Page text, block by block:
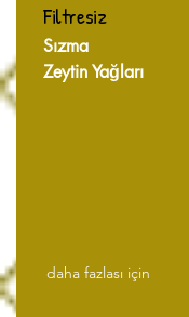
Filtresiz
Sızma
Zeytin Yağları
daha fazlası için